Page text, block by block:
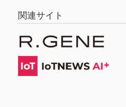
関連サイト